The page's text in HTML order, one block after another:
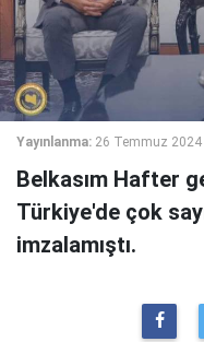
Yayınlanma: 26 Temmuz
Belkasım Hafter
Türkiye'de çok
imzalamıştı.